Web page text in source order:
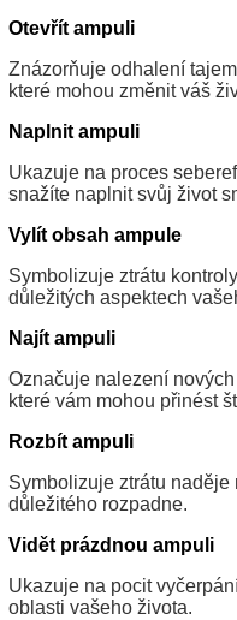
Otevřít ampuli
Znázorňuje odhalení
které mohou změnit váš
Naplnit ampuli
Ukazuje na proces
snažíte naplnit svůj život
Vylít obsah ampule
Symbolizuje ztrátu
důležitých aspektech
Najít ampuli
Označuje nalezení
které vám mohou přinést
Rozbít ampuli
Symbolizuje ztrátu naděje
důležitého rozpadne.
Vidět prázdnou ampuli
Ukazuje na pocit
oblasti vašeho života.